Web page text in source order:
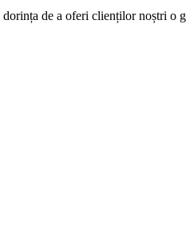
de a oferi clienților noștri o